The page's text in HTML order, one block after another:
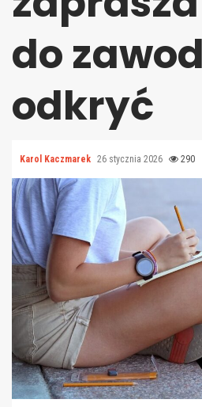
do
odkryć
Karol Kaczmarek 26 stycznia 2026 290